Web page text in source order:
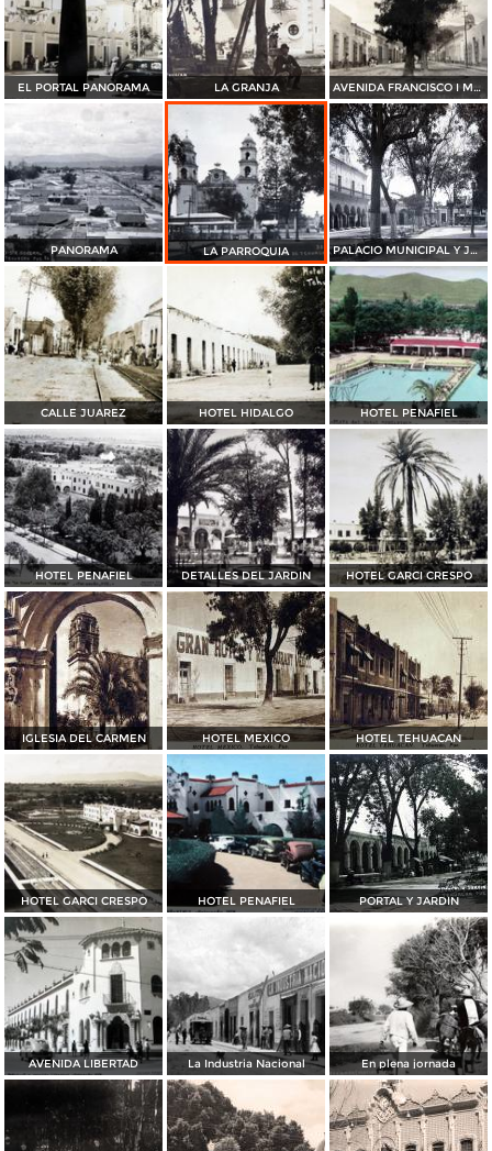
EL PORTAL PANORAMA LA GRANJA AVENIDA FRANCISCO I MADERO PANORAMA
PANORAMA LA PARROQUIA PALACIO MUNICIPAL Y JARDIN
CALLE JUAREZ HOTEL HIDALGO HOTEL PENAFIEL
HOTEL PENAFIEL DETALLES DEL JARDIN HOTEL GARCI CRESPO
IGLESIA DEL CARMEN HOTEL MEXICO HOTEL TEHUACAN
HOTEL GARCI CRESPO HOTEL PENAFIEL PORTAL Y JARDIN
AVENIDA LIBERTAD La Industria Nacional En plena jornada